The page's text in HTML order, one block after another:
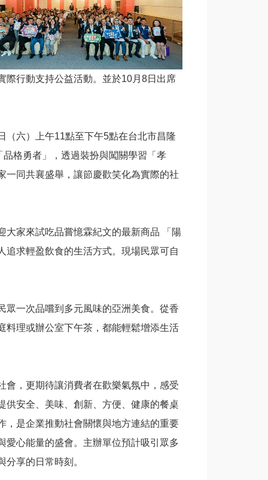
際行動支持公益活動。並於10月8日出席
（六）上午11點至下午5點在台北市昌隆
格勇者」，透過裝扮與闖關學習「孝
一同共襄盛舉，讓節慶歡笑化為實際的社
大家來試吃品嘗憶霖紀文的最新商品 「陽
追求輕盈飲食的生活方式。現場民眾可自
眾一次品嚐到多元風味的亞洲美食。從香
料理或辦公室下午茶，都能輕鬆增添生活
會，更期待讓消費者在歡樂氣氛中，感受
供安全、美味、創新、方便、健康的餐桌
，是企業推動社會關懷與地方連結的重要
愛心能量的盛會。主辦單位預計吸引眾多
享的日常時刻。